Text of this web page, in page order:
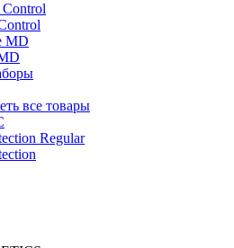
MD
все товары
Regular